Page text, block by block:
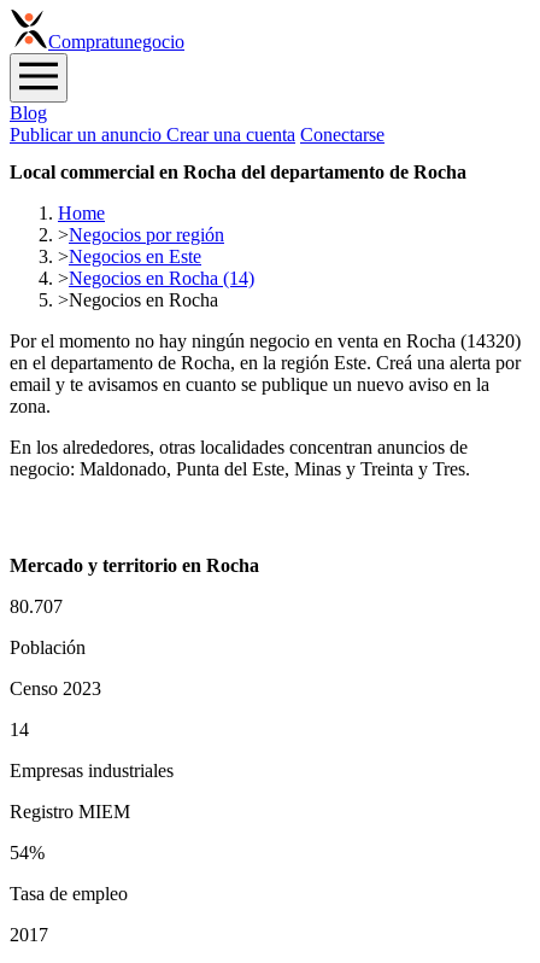
Compratunegocio
Blog
Publicar un anuncio Crear una cuenta Conectarse
Local commercial en Rocha del departamento de Rocha
Home
>Negocios por región
>Negocios en Este
>Negocios en Rocha (14)
>Negocios en Rocha
Por el momento no hay ningún negocio en venta en Rocha (14320)
en el departamento de Rocha, en la región Este. Creá una alerta por
email y te avisamos en cuanto se publique un nuevo aviso en la
zona.
En los alrededores, otras localidades concentran anuncios de
negocio: Maldonado, Punta del Este, Minas y Treinta y Tres.
Mercado y territorio en Rocha
80.707
Población
Censo 2023
14
Empresas industriales
Registro MIEM
54%
Tasa de empleo
2017